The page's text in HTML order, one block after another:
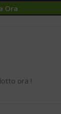
Ora
ora !